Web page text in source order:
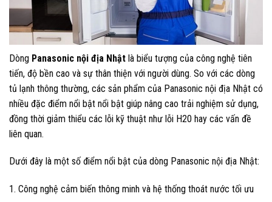
Dòng Panasonic nội địa Nhật là biểu tượng của công nghệ tiên
tiến, độ bền cao và sự thân thiện với người dùng. So với các dòng
tủ lạnh thông thường, các sản phẩm của Panasonic nội địa Nhật có
nhiều đặc điểm nổi bật nổi bật giúp nâng cao trải nghiệm sử dụng,
đồng thời giảm thiểu các lỗi kỹ thuật như lỗi H20 hay các vấn đề
liên quan.
Dưới đây là một số điểm nổi bật của dòng Panasonic nội địa Nhật:
1. Công nghệ cảm biến thông minh và hệ thống thoát nước tối ưu